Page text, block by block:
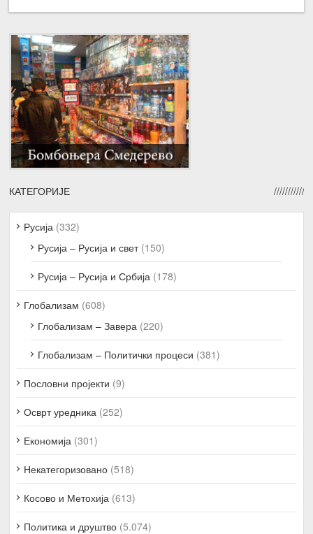
КАТЕГОРИЈЕ
Русија (332)
Русија – Русија и свет(150)
Русија – Русија и Србија (178)
Глобализам (608)
Глобализам – Завера (220)
Глобализам – Политички процеси (381)
Пословни пројекти (9)
Осврт уредника (252)
Економија (301)
Некатегоризовано (518)
Косово и Метохија (613)
Политика и друштво (5.074)